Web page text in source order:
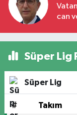
can
Süper Lig
Süper Lig
# Takım